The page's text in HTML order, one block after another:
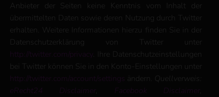
Anbieter der Seiten keine Kenntnis vom Inhalt der
übermittelten Daten sowie deren Nutzung durch Twitter
erhalten. Weitere Informationen hierzu finden Sie in der
Datenschutzerklärung von Twitter unter
http://twitter.com/privacy
. Ihre Datenschutzeinstellungen
bei Twitter können Sie in den Konto-Einstellungen unter
http://twitter.com/account/settings
ändern.
Quellverweis:
eRecht24 Disclaimer
Facebook Disclaimer